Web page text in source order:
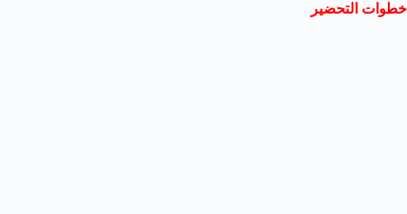
خطوات التحضير